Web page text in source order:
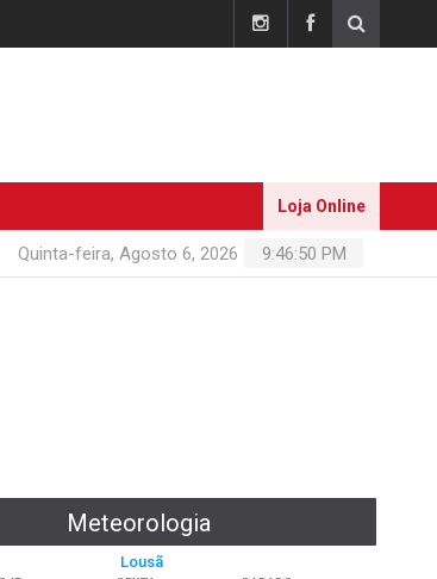
Loja Online
9:46:51 PM
Quinta-feira, Agosto 6, 2026
Meteorologia